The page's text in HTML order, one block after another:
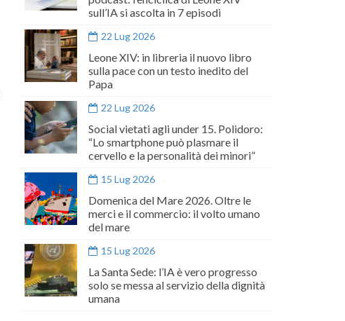
sull’IA si ascolta in 7 episodi
22 Lug 2026
Leone XIV: in libreria il nuovo libro
sulla pace con un testo inedito del
Papa
22 Lug 2026
Social vietati agli under 15. Polidoro:
“Lo smartphone può plasmare il
cervello e la personalità dei minori”
15 Lug 2026
Domenica del Mare 2026. Oltre le
merci e il commercio: il volto umano
del mare
15 Lug 2026
La Santa Sede: l’IA è vero progresso
solo se messa al servizio della dignità
umana